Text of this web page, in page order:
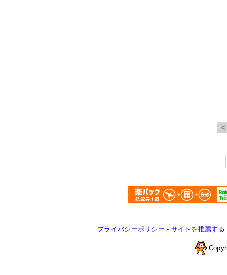
プライバシーポリシー - サイトを推薦する